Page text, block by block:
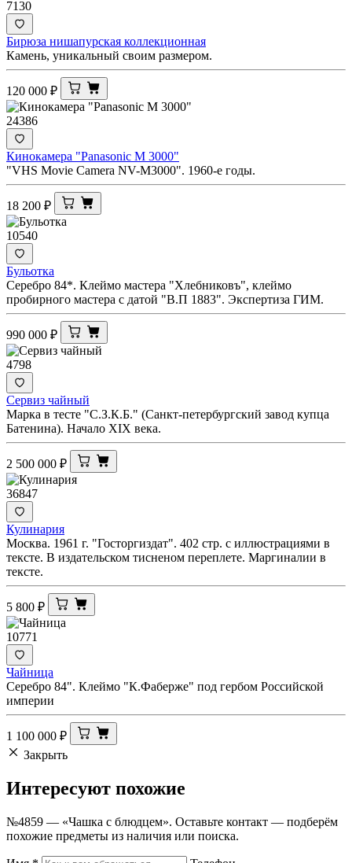
7130
Бирюза нишапурская коллекционная
Камень, уникальный своим размером.
120 000 ₽
24386
Кинокамера "Panasonic M 3000"
"VHS Movie Camera NV-M3000". 1960-е годы.
18 200 ₽
10540
Бульотка
Серебро 84*. Клеймо мастера "Хлебниковъ", клеймо
пробирного мастера с датой "В.П 1883". Экспертиза ГИМ.
990 000 ₽
4798
Сервиз чайный
Марка в тесте "С.З.К.Б." (Санкт-петербургский завод купца
Батенина). Начало XIX века.
2 500 000 ₽
36847
Кулинария
Москва. 1961 г. "Госторгиздат". 402 стр. с иллюстрациями в
тексте. В издательском тисненом переплете. Маргиналии в
тексте.
5 800 ₽
10771
Чайница
Серебро 84". Клеймо "К.Фаберже" под гербом Российской
империи
1 100 000 ₽
Закрыть
Интересуют похожие
№4859 — «Чашка с блюдцем». Оставьте контакт — подберём
похожие предметы из наличия или поиска.